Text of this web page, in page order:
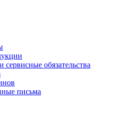
сервисные обязательства
письма